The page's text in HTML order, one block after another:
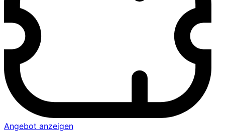
Angebot anzeigen